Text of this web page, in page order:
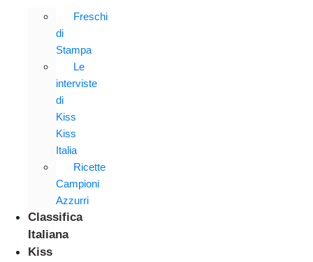
Freschi
di
Stampa
Le
interviste
di
Kiss
Kiss
Italia
Ricette
Campioni
Azzurri
Classifica
Italiana
Kiss